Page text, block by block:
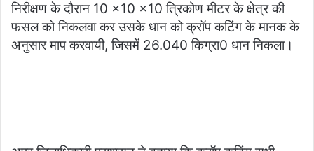
निरीक्षण के दौरान 10 ×10 ×10 त्रिकोण मीटर के क्षेत्र की
फसल को निकलवा कर उसके धान को क्रॉप कटिंग के मानक के
अनुसार माप करवायी, जिसमें 26.040 किग्रा0 धान निकला।